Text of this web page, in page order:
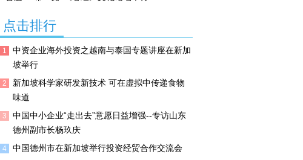
点击排行
1
中资企业海外投资之越南与泰国专题讲座在新加
坡举行
2
新加坡科学家研发新技术 可在虚拟中传递食物
味道
3
中国中小企业“走出去”意愿日益增强--专访山东
德州副市长杨玖庆
4 中国德州市在新加坡举行投资经贸合作交流会